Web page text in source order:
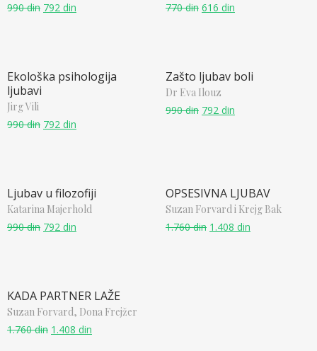
990din 792 din
770din 616 din
Ekološka psihologija
ljubavi
Jirg Vili
990din 792 din
Zašto ljubav boli
Dr Eva Ilouz
990din 792 din
Ljubav u filozofiji
Katarina Majerhold
990din 792 din
OPSESIVNA LJUBAV
Suzan Forvard i Krejg Bak
1.760din 1.408 din
KADA PARTNER LAŽE
Suzan Forvard, Dona Frejžer
1.760din 1.408 din